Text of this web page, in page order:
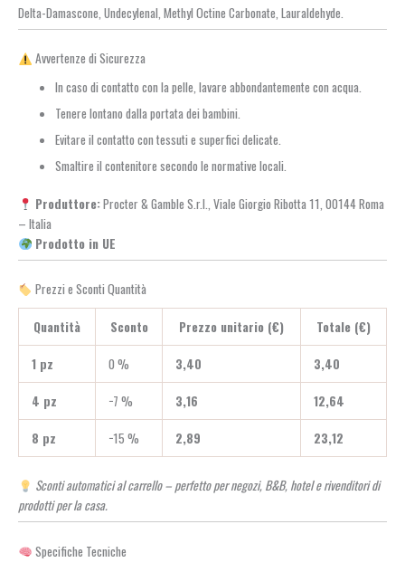
Delta-Damascone, Undecylenal, Methyl Octine Carbonate, Lauraldehyde.
Avvertenze di Sicurezza
In caso di contatto con la pelle, lavare abbondantemente con acqua.
Tenere lontano dalla portata dei bambini.
Evitare il contatto con tessuti e superfici delicate.
Smaltire il contenitore secondo le normative locali.
Produttore:Procter & Gamble S.r.l., Viale Giorgio Ribotta 11, 00144 Roma
– Italia
Prodotto in UE
Prezzi e Sconti Quantità
Quantità Sconto Prezzo unitario (€) Totale (€)
1 pz 0 % 3,40 3,40
4 pz −7 % 3,16 12,64
8 pz −15 % 2,89 23,12
Sconti automatici al carrello – perfetto per negozi, B&B, hotel e rivenditori di
prodotti per la casa.
Specifiche Tecniche